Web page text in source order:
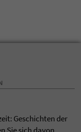
Geschichten der